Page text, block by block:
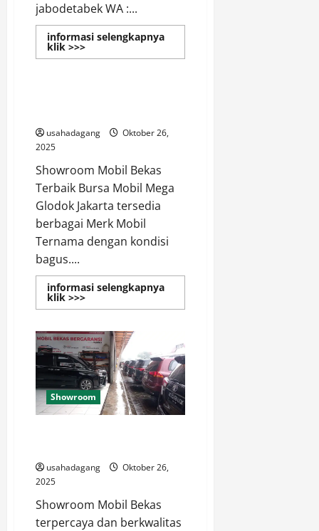
jabodetabek WA :...
informasi selengkapnya
klik >>>Read
more
Bekasi
Showroom
usahadagang
Oktober 26,
2025
Showroom Mobil Bekas
Terbaik Bursa Mobil Mega
Glodok Jakarta tersedia
berbagai Merk Mobil
Ternama dengan kondisi
bagus....
informasi selengkapnya
klik >>>Read
more
Mobil
Bekas
Terbaik
di
Jakarta
Showroom
usahadagang
Oktober 26,
2025
Showroom Mobil Bekas
terpercaya dan berkwalitas